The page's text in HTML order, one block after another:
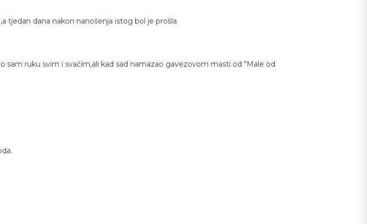
tjedan dana nakon nanošenja istog bol je prošla
ruku svim i svačim,ali kad sad namazao gavezovom masti od "Male od